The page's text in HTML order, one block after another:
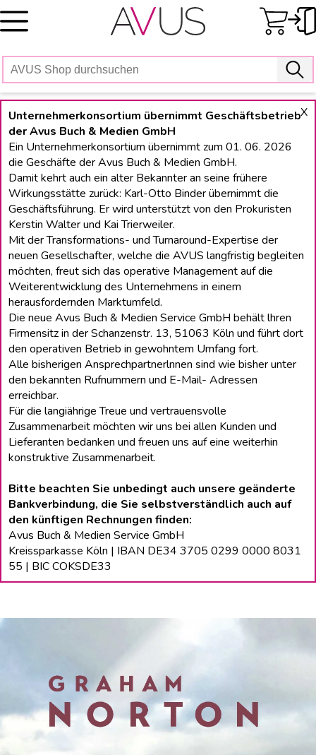
Skip
to
X
Unternehmerkonsortium übernimmt Geschäftsbetrieb
der Avus Buch & Medien GmbH
Ein Unternehmerkonsortium übernimmt zum 01. 06. 2026
die Geschäfte der Avus Buch & Medien GmbH.
Damit kehrt auch ein alter Bekannter an seine frühere
Wirkungsstätte zurück: Karl-Otto Binder übernimmt die
Geschäftsführung. Er wird unterstützt von den Prokuristen
Kerstin Walter und Kai Trierweiler.
Mit der Transformations- und Turnaround-Expertise der
neuen Gesellschafter, welche die AVUS langfristig begleiten
möchten, freut sich das operative Management auf die
Weiterentwicklung des Unternehmens in einem
herausfordernden Marktumfeld.
Die neue Avus Buch & Medien Service GmbH behält lhren
Firmensitz in der Schanzenstr. 13, 51063 Köln und führt dort
den operativen Betrieb in gewohntem Umfang fort.
Alle bisherigen Ansprechpartnerlnnen sind wie bisher unter
den bekannten Rufnummern und E-Mail- Adressen
erreichbar.
Für die langiährige Treue und vertrauensvolle
Zusammenarbeit möchten wir uns bei allen Kunden und
Lieferanten bedanken und freuen uns auf eine weiterhin
konstruktive Zusammenarbeit.
Bitte beachten Sie unbedingt auch unsere geänderte
Bankverbindung, die Sie selbstverständlich auch auf
den künftigen Rechnungen finden:
Avus Buch & Medien Service GmbH
Kreissparkasse Köln | IBAN DE34 3705 0299 0000 8031
55 | BIC COKSDE33